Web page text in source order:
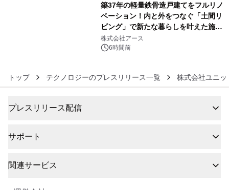
築37年の軽量鉄骨造戸建てをフルリノ
ベーション！内と外をつなぐ「土間リ
ビング」で新たな暮らしを叶えた施工
事例を株式会社アースが公開
株式会社アース
6時間前
トップ テクノロジーのプレスリリース一覧 株式会社ユニッ
プレスリリース配信
サポート
関連サービス